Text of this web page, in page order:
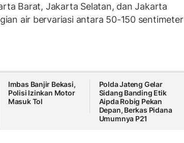
Barat, Jakarta Selatan, dan Jakarta
air bervariasi antara 50-150 sentimeter
Imbas Banjir Bekasi,
Polisi Izinkan Motor
Masuk Tol
Polda Jateng Gelar
Sidang Banding Etik
Aipda Robig Pekan
Depan, Berkas Pidana
Umumnya P21